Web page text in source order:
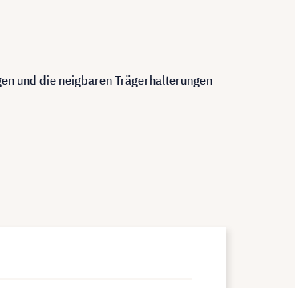
und die neigbaren Trägerhalterungen